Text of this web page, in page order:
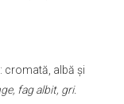
cromată, albă și
fag albit, gri.